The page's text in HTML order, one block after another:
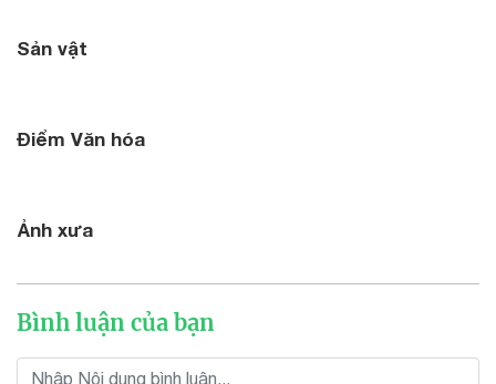
Sản vật
Điểm Văn hóa
Ảnh xưa
Bình luận của bạn